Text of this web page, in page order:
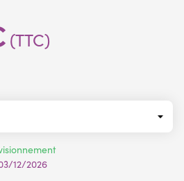
(TTC)
12/2026